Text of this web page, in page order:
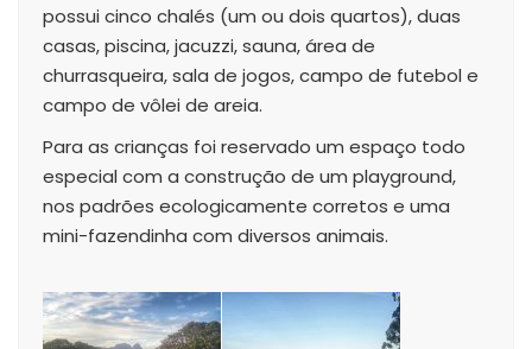
possui cinco chalés (um ou dois quartos), duas
casas, piscina, jacuzzi, sauna, área de
churrasqueira, sala de jogos, campo de futebol e
campo de vôlei de areia.
Para as crianças foi reservado um espaço todo
especial com a construção de um playground,
nos padrões ecologicamente corretos e uma
mini-fazendinha com diversos animais.